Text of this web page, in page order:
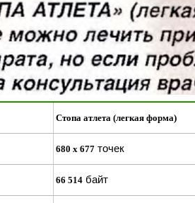
Стопа атлета (легкая форма)
680 x 677 точек
66 514 байт